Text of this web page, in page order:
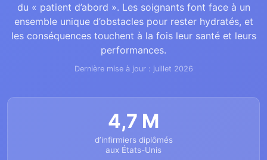
du « patient d’abord ». Les soignants font face à un
ensemble unique d’obstacles pour rester hydratés, et
les conséquences touchent à la fois leur santé et leurs
performances.
Dernière mise à jour : juillet 2026
4,7 M
d’infirmiers diplômés
aux États-Unis